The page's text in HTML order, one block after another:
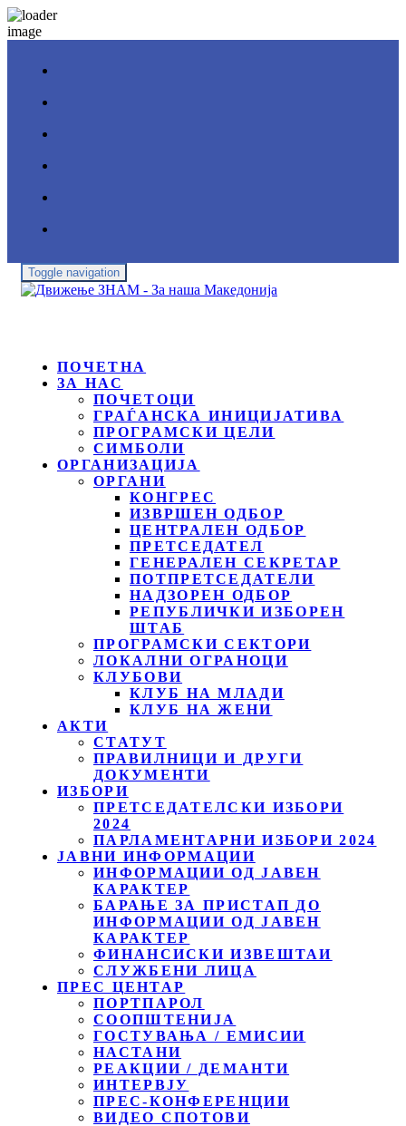
Toggle navigation
ПОЧЕТНА
ЗА НАС
ПОЧЕТОЦИ
ГРАЃАНСКА ИНИЦИЈАТИВА
ПРОГРАМСКИ ЦЕЛИ
СИМБОЛИ
ОРГАНИЗАЦИЈА
ОРГАНИ
КОНГРЕС
ИЗВРШЕН ОДБОР
ЦЕНТРАЛЕН ОДБОР
ПРЕТСЕДАТЕЛ
ГЕНЕРАЛЕН СЕКРЕТАР
ПОТПРЕТСЕДАТЕЛИ
НАДЗОРЕН ОДБОР
РЕПУБЛИЧКИ ИЗБОРЕН
ШТАБ
ПРОГРАМСКИ СЕКТОРИ
ЛОКАЛНИ ОГРАНОЦИ
КЛУБОВИ
КЛУБ НА МЛАДИ
КЛУБ НА ЖЕНИ
АКТИ
СТАТУТ
ПРАВИЛНИЦИ И ДРУГИ
ДОКУМЕНТИ
ИЗБОРИ
ПРЕТСЕДАТЕЛСКИ ИЗБОРИ
2024
ПАРЛАМЕНТАРНИ ИЗБОРИ 2024
ЈАВНИ ИНФОРМАЦИИ
ИНФОРМАЦИИ ОД ЈАВЕН
КАРАКТЕР
БАРАЊЕ ЗА ПРИСТАП ДО
ИНФОРМАЦИИ ОД ЈАВЕН
КАРАКТЕР
ФИНАНСИСКИ ИЗВЕШТАИ
СЛУЖБЕНИ ЛИЦА
ПРЕС ЦЕНТАР
ПОРТПАРОЛ
СООПШТЕНИЈА
ГОСТУВАЊА / ЕМИСИИ
НАСТАНИ
РЕАКЦИИ / ДЕМАНТИ
ИНТЕРВЈУ
ПРЕС-КОНФЕРЕНЦИИ
ВИДЕО СПОТОВИ